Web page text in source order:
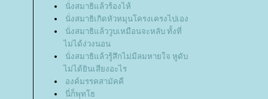
นั่งสมาธิแล้วร้องไห้
นั่งสมาธิเกิดหัวหมุนโครงเครงไปเอง
นั่งสมาธิแล้ววูบเหมือนจะหลับ ทั้งที่
ไม่ได้ง่วงนอน
นั่งสมาธิแล้วรู้สึกไม่มีลมหายใจ หูดับ
ไม่ได้ยินเสียงอะไร
องค์มรรคสามัคคี
นี่ก็พุทโธ